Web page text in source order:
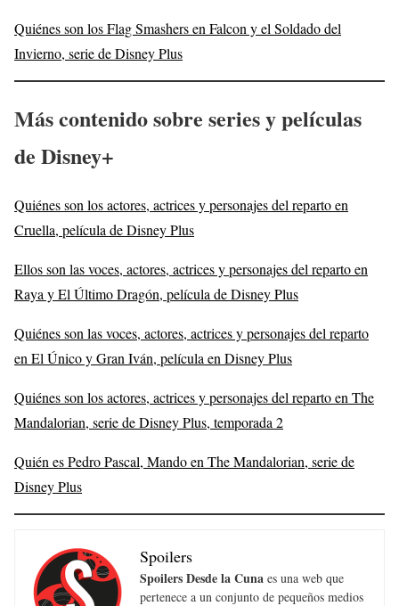
Quiénes son los Flag Smashers en Falcon y el Soldado del
Invierno, serie de Disney Plus
Más contenido sobre series y películas
de Disney+
Quiénes son los actores, actrices y personajes del reparto en
Cruella, película de Disney Plus
Ellos son las voces, actores, actrices y personajes del reparto en
Raya y El Último Dragón, película de Disney Plus
Quiénes son las voces, actores, actrices y personajes del reparto
en El Único y Gran Iván, película en Disney Plus
Quiénes son los actores, actrices y personajes del reparto en The
Mandalorian, serie de Disney Plus, temporada 2
Quién es Pedro Pascal, Mando en The Mandalorian, serie de
Disney Plus
Spoilers
Spoilers Desde la Cuna es una web que
pertenece a un conjunto de pequeños medios